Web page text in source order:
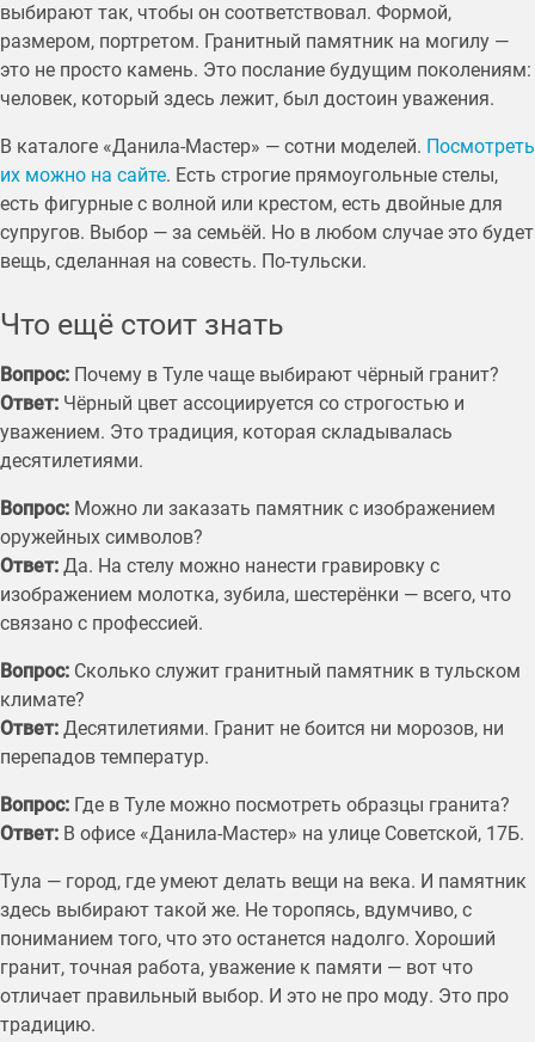
выбирают так, чтобы он соответствовал. Формой,
размером, портретом. Гранитный памятник на могилу —
это не просто камень. Это послание будущим поколениям:
человек, который здесь лежит, был достоин уважения.
В каталоге «Данила-Мастер» — сотни моделей. Посмотреть
их можно на сайте. Есть строгие прямоугольные стелы,
есть фигурные с волной или крестом, есть двойные для
супругов. Выбор — за семьёй. Но в любом случае это будет
вещь, сделанная на совесть. По-тульски.
Что ещё стоит знать
Вопрос: Почему в Туле чаще выбирают чёрный гранит?
Ответ: Чёрный цвет ассоциируется со строгостью и
уважением. Это традиция, которая складывалась
десятилетиями.
Вопрос: Можно ли заказать памятник с изображением
оружейных символов?
Ответ: Да. На стелу можно нанести гравировку с
изображением молотка, зубила, шестерёнки — всего, что
связано с профессией.
Вопрос: Сколько служит гранитный памятник в тульском
климате?
Ответ: Десятилетиями. Гранит не боится ни морозов, ни
перепадов температур.
Вопрос: Где в Туле можно посмотреть образцы гранита?
Ответ: В офисе «Данила-Мастер» на улице Советской, 17Б.
Тула — город, где умеют делать вещи на века. И памятник
здесь выбирают такой же. Не торопясь, вдумчиво, с
пониманием того, что это останется надолго. Хороший
гранит, точная работа, уважение к памяти — вот что
отличает правильный выбор. И это не про моду. Это про
традицию.